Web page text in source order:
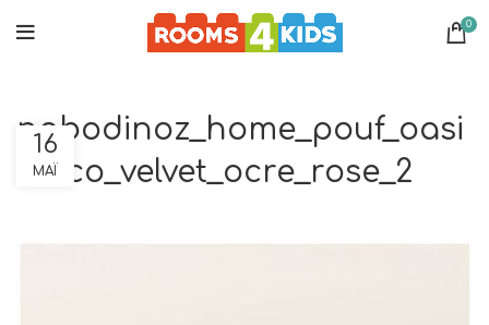
0
nobodinoz_home_pouf_oasi
s_eco_velvet_ocre_rose_2
16
ΜΆΙ